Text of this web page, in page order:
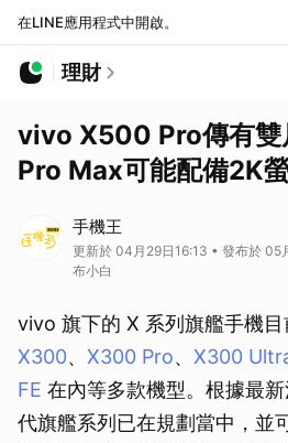
在LINE應用程式中開啟。
理財
vivo X500 Pro傳有
Pro Max可能配備2K
手機王
更新於 04月29日16:13 • 發布於 05
布小白
vivo 旗下的 X 系列旗艦手機
X300、 X300 Pro、 X300
FE 在內等多款機型。根據最
代旗艦系列已在規劃當中，並